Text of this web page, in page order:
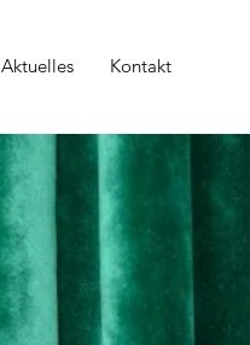
Aktuelles Kontakt